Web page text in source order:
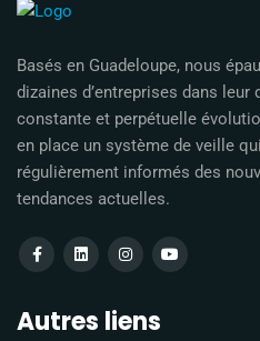
Basés en Guadeloupe, nous
dizaines d’entreprises dans
constante et perpétuelle
en place un système de veille
régulièrement informés des
tendances actuelles.
Autres liens